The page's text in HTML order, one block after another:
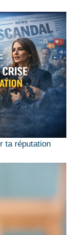
ta réputation